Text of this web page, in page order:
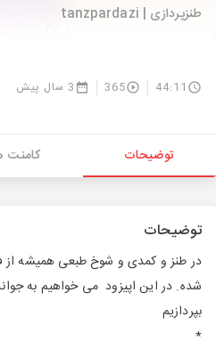
طنزپردازی | tanzpardazi
44:11
365 3 سال پیش
توضیحات کامنت
توضیحات
در طنز و کمدی و شوخ طبعی همیشه از
شده. در این اپیزود می خواهیم به
بپردازیم
*